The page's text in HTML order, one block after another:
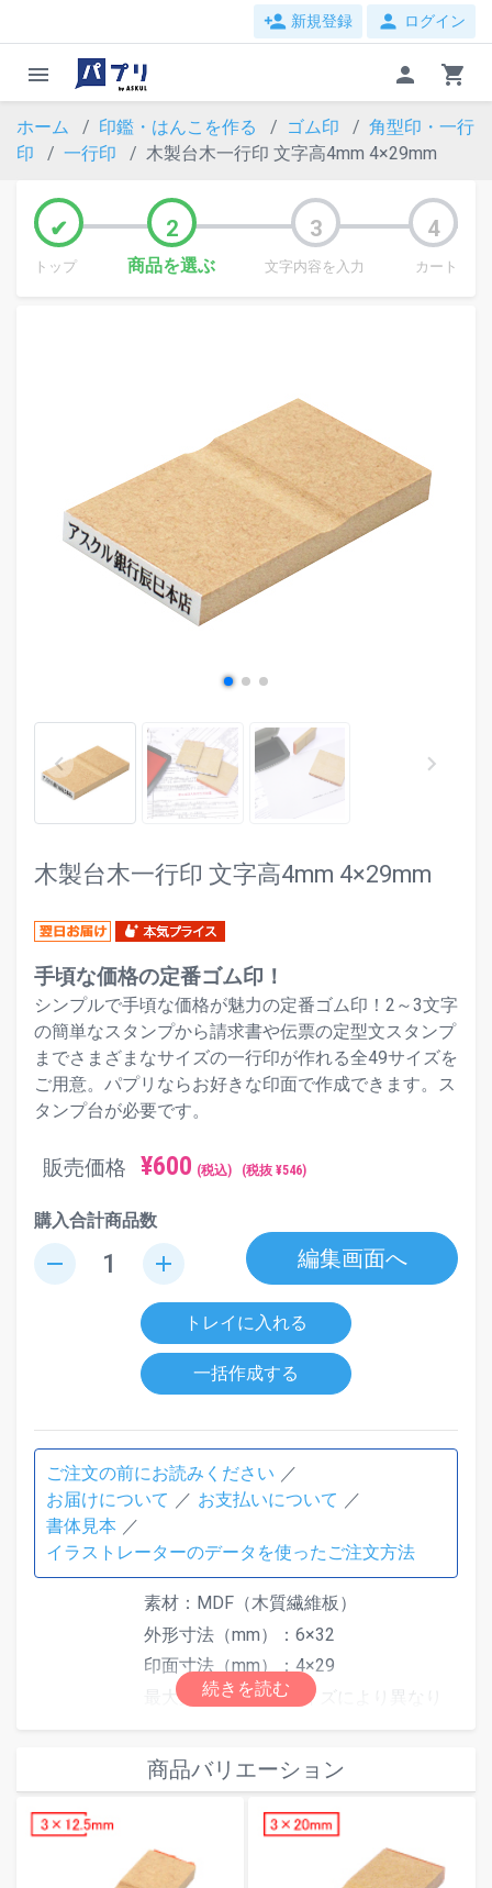
person_add 新規登録 person ログイン
menu person shopping_cart
ホーム 印鑑・はんこを作る ゴム印
角型印・一行
印
一行印 木製台木一行印 文字高4mm 4×29mm
トップ 商品を選ぶ 文字内容を入力 カート
keyboard_arrow_left keyboard_arrow_right
木製台木一行印 文字高4mm 4×29mm
手頃な価格の定番ゴム印！
シンプルで手頃な価格が魅力の定番ゴム印！2～3文字
の簡単なスタンプから請求書や伝票の定型文スタンプ
までさまざまなサイズの一行印が作れる全49サイズを
ご用意。パプリならお好きな印面で作成できます。ス
タンプ台が必要です。
販売価格 ¥600 (税込) (税抜 ¥546)
購入合計商品数
remove add 編集画面へ
トレイに入れる
一括作成する
ご注文の前にお読みください
お届けについて
お支払いについて
書体見本
イラストレーターのデータを使ったご注文方法
仕様
素材：MDF（木質繊維板）
外形寸法（mm）：6×32
印面寸法（mm）：4×29
最大文字数は印面サイズにより異なり
文字数またはサイズを調整してくださ
別途スタンプ台をご使用ください。ス
タンプ台は
からご注文いただけ
商品バリエーション